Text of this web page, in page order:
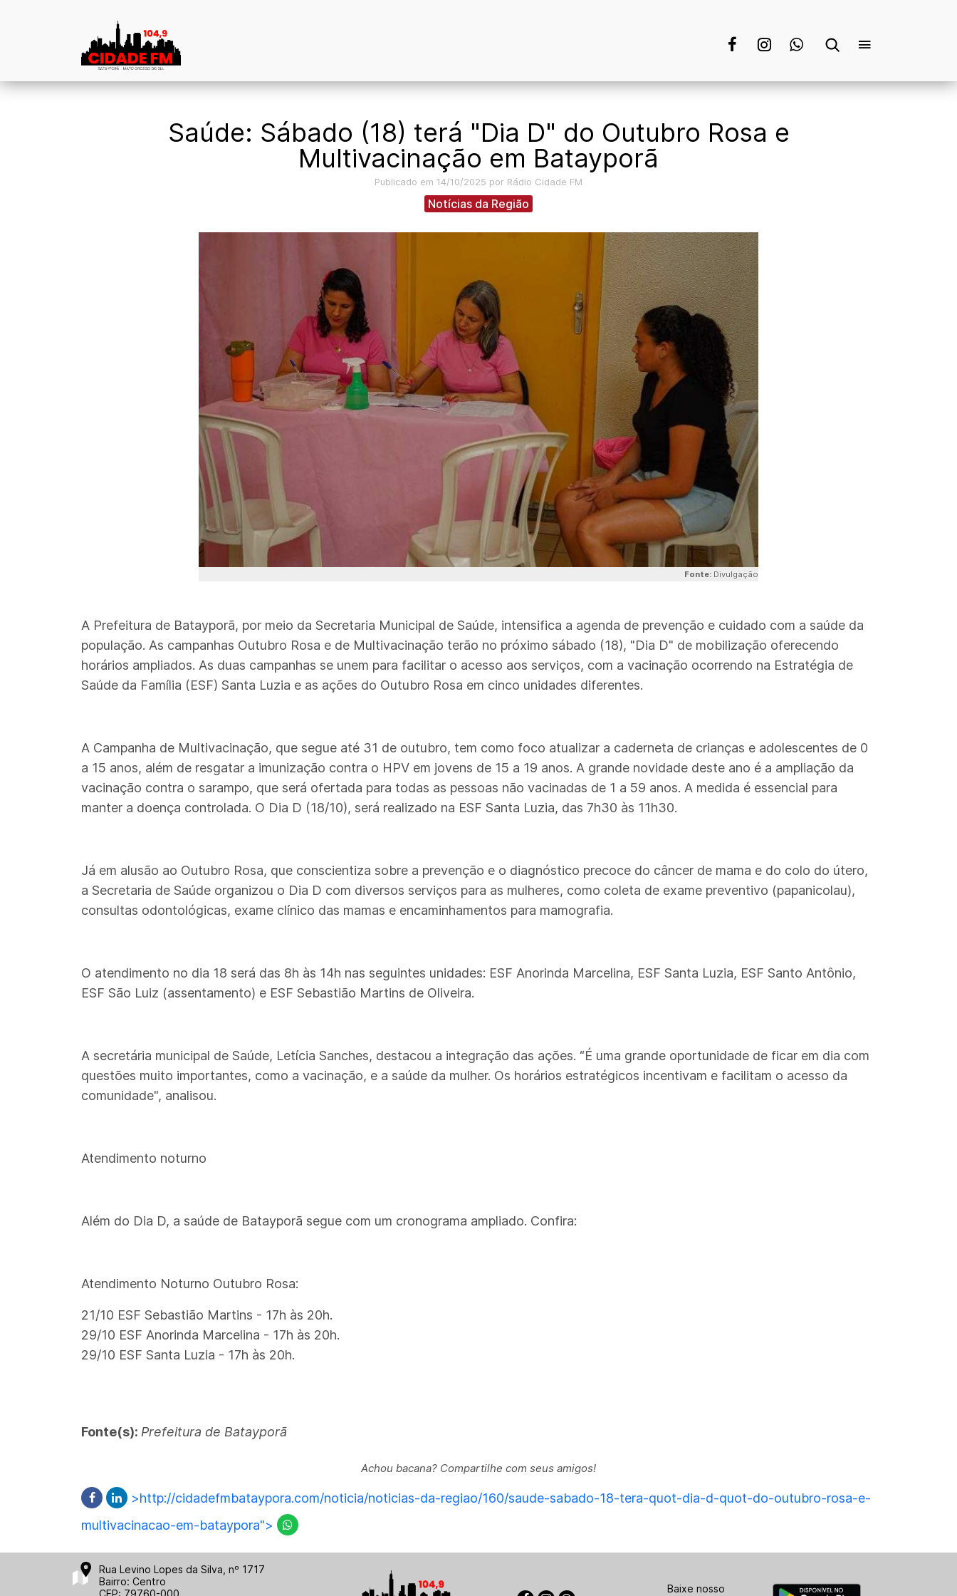
Saúde: Sábado (18) terá "Dia D" do Outubro Rosa e
Multivacinação em Batayporã
Publicado em 14/10/2025 por Rádio Cidade FM
Notícias da Região
Fonte: Divulgação
A Prefeitura de Batayporã, por meio da Secretaria Municipal de Saúde, intensifica a agenda de prevenção e cuidado com a saúde da
população. As campanhas Outubro Rosa e de Multivacinação terão no próximo sábado (18), "Dia D" de mobilização oferecendo
horários ampliados. As duas campanhas se unem para facilitar o acesso aos serviços, com a vacinação ocorrendo na Estratégia de
Saúde da Família (ESF) Santa Luzia e as ações do Outubro Rosa em cinco unidades diferentes.
A Campanha de Multivacinação, que segue até 31 de outubro, tem como foco atualizar a caderneta de crianças e adolescentes de 0
a 15 anos, além de resgatar a imunização contra o HPV em jovens de 15 a 19 anos. A grande novidade deste ano é a ampliação da
vacinação contra o sarampo, que será ofertada para todas as pessoas não vacinadas de 1 a 59 anos. A medida é essencial para
manter a doença controlada. O Dia D (18/10), será realizado na ESF Santa Luzia, das 7h30 às 11h30.
Já em alusão ao Outubro Rosa, que conscientiza sobre a prevenção e o diagnóstico precoce do câncer de mama e do colo do útero,
a Secretaria de Saúde organizou o Dia D com diversos serviços para as mulheres, como coleta de exame preventivo (papanicolau),
consultas odontológicas, exame clínico das mamas e encaminhamentos para mamografia.
O atendimento no dia 18 será das 8h às 14h nas seguintes unidades: ESF Anorinda Marcelina, ESF Santa Luzia, ESF Santo Antônio,
ESF São Luiz (assentamento) e ESF Sebastião Martins de Oliveira.
A secretária municipal de Saúde, Letícia Sanches, destacou a integração das ações. “É uma grande oportunidade de ficar em dia com
questões muito importantes, como a vacinação, e a saúde da mulher. Os horários estratégicos incentivam e facilitam o acesso da
comunidade", analisou.
Atendimento noturno
Além do Dia D, a saúde de Batayporã segue com um cronograma ampliado. Confira:
Atendimento Noturno Outubro Rosa:
21/10 ESF Sebastião Martins - 17h às 20h.
29/10 ESF Anorinda Marcelina - 17h às 20h.
29/10 ESF Santa Luzia - 17h às 20h.
Fonte(s): Prefeitura de Batayporã
Achou bacana? Compartilhe com seus amigos!
>http://cidadefmbataypora.com/noticia/noticias-da-regiao/160/saude-sabado-18-tera-quot-dia-d-quot-do-outubro-rosa-e-
multivacinacao-em-bataypora">
Rua Levino Lopes da Silva, nº 1717
Bairro: Centro
CEP: 79760-000
Baixe nosso